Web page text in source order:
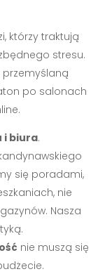
którzy traktują
stresu.
przemyślaną
po salonach
i biura.
się poradami,
nie
Nasza
nie muszą się